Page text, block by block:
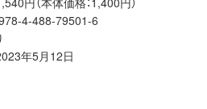
4-488-79501-6
年5月12日